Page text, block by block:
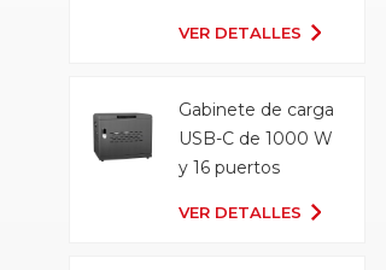
VER DETALLES
Gabinete de carga
USB-C de 1000 W
y 16 puertos
VER DETALLES